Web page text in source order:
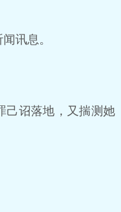
讯息。
诏落地，又揣测她